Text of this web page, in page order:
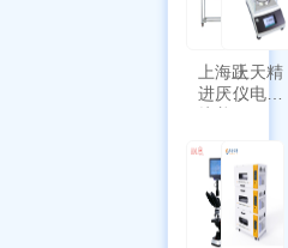
功能
上海跃
进厌氧
培养箱
III-T
上天精
仪电子
带审计
追踪功
能